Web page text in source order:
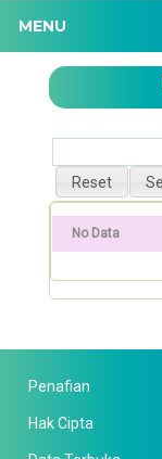
MENU
No Data
Penafian
Hak Cipta